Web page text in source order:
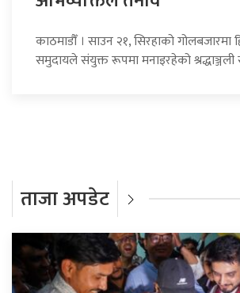
काठमाडौँ । साउन २१, सिरहाको गोलबजारमा
समुदायले संयुक्त रूपमा मनाइरहेको श्रद्धाञ्जली
ताजा अपडेट